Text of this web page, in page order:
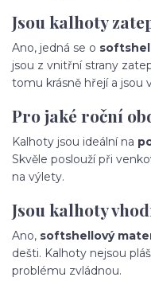
Jsou kalhoty
Ano, jedná se o
jsou z vnitřní strany
tomu krásně hřejí a jsou
Pro jaké roční
Kalhoty jsou ideální na
Skvěle poslouží při
na výlety.
Jsou kalhoty
Ano, softshellový
dešti. Kalhoty nejsou
problému zvládnou.